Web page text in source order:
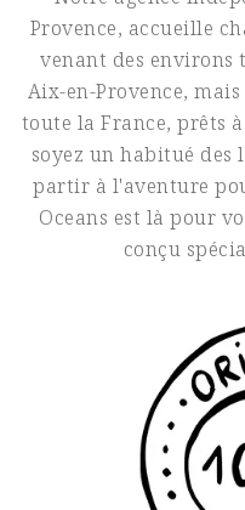
Provence, accueille
venant des environs
Aix-en-Provence,
toute la France, prêts
soyez un habitué des
partir à l'aventure
Oceans est là pour
conçu